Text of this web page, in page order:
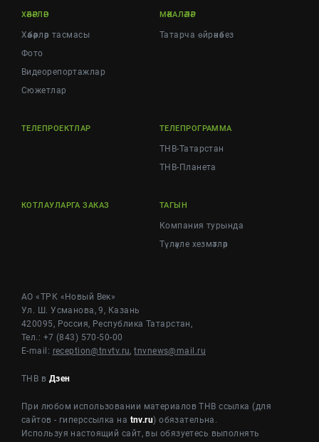
ХӘБӘРЛӘР
Хәбәрләр тасмасы
Фото
Видеорепортажлар
Cюжетлар
МӘКАЛӘЛӘР
Татарча өйрәнәбез
ТЕЛЕПРОЕКТЛАР ТЕЛЕПРОГРАММА
ТНВ-Татарстан
ТНВ-Планета
КОТЛАУЛАРГА ЗАКАЗ ТАГЫН
Компания турында
Түләүле хезмәтләр
АО «ТРК «Новый Век»
Ул. Ш. Усманова, 9, Казань
420095, Россия, Республика Татарстан,
Тел.: +7 (843) 570-50-00
E-mail: reception@tnvtv.ru,tnvnews@mail.ru
ТНВ в Дзен
При любом использовании материалов ТНВ ссылка (для
сайтов - гиперссылка на tnv.ru) обязательна.
Используя настоящий сайт, вы обязуетесь выполнять